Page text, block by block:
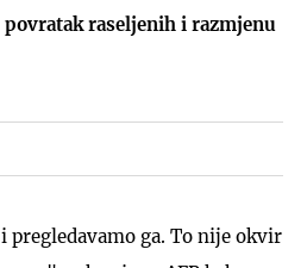
povratak raseljenih i razmjenu
ga. To nije okvir